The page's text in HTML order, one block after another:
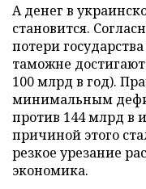
А денег в
становится.
потери
таможне
100 млрд в год).
минимальным
против 144 млрд в
причиной этого
резкое урезание
экономика.